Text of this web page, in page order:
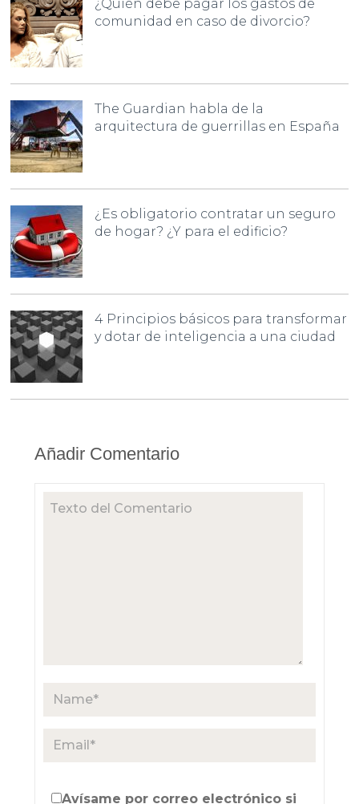
¿Quién debe pagar los gastos de
comunidad en caso de divorcio?
The Guardian habla de la
arquitectura de guerrillas en España
¿Es obligatorio contratar un seguro
de hogar? ¿Y para el edificio?
4 Principios básicos para transformar
y dotar de inteligencia a una ciudad
Añadir Comentario
Avísame por correo electrónico si